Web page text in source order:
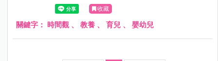
收藏
關鍵字： 時間觀、 教養 、 育兒 、 嬰幼兒